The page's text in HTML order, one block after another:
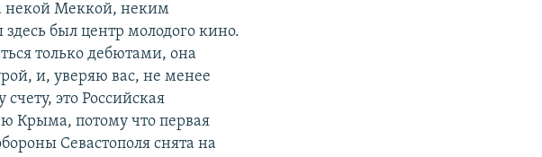
некой Меккой, неким
был центр молодого кино.
только дебютами, она
и, уверяю вас, не менее
это Российская
Крыма, потому что первая
Севастополя снята на